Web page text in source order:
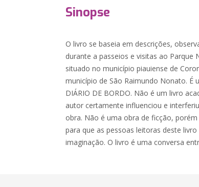
Sinopse
O livro se baseia em descrições,
durante a passeios e visitas ao Parque
situado no município piauiense de
município de São Raimundo Nonato.
DIÁRIO DE BORDO. Não é um livro
autor certamente influenciou e
obra. Não é uma obra de ficção,
para que as pessoas leitoras deste
imaginação. O livro é uma conversa